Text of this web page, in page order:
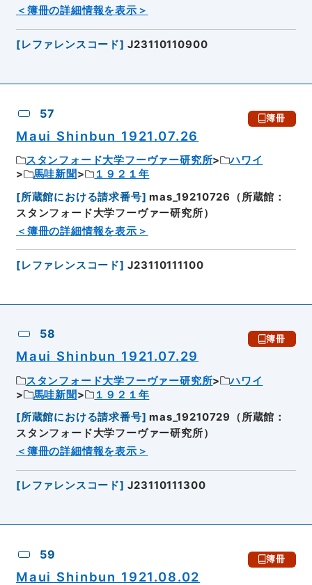
＜簿冊の詳細情報を表示＞
[レファレンスコード] J23110110900
57 簿冊
Maui Shinbun 1921.07.26
スタンフォード大学フーヴァー研究所
ハワイ
馬哇新聞
１９２１年
[所蔵館における請求番号] mas_19210726（所蔵館：
スタンフォード大学フーヴァー研究所）
＜簿冊の詳細情報を表示＞
[レファレンスコード] J23110111100
58 簿冊
Maui Shinbun 1921.07.29
スタンフォード大学フーヴァー研究所
ハワイ
馬哇新聞
１９２１年
[所蔵館における請求番号] mas_19210729（所蔵館：
スタンフォード大学フーヴァー研究所）
＜簿冊の詳細情報を表示＞
[レファレンスコード] J23110111300
59 簿冊
Maui Shinbun 1921.08.02